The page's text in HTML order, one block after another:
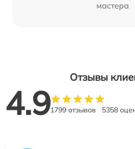
мастера
Отзывы
4.91799 отзывов 5358